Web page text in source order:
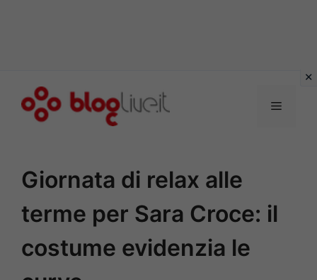
Menu
Giornata di relax alle
terme per Sara Croce: il
costume evidenzia le